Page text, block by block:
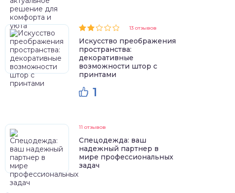
13 отзывов
Искусство преображения
пространства:
декоративные
возможности штор с
принтами
1
11 отзывов
Спецодежда: ваш
надежный партнер в
мире профессиональных
задач